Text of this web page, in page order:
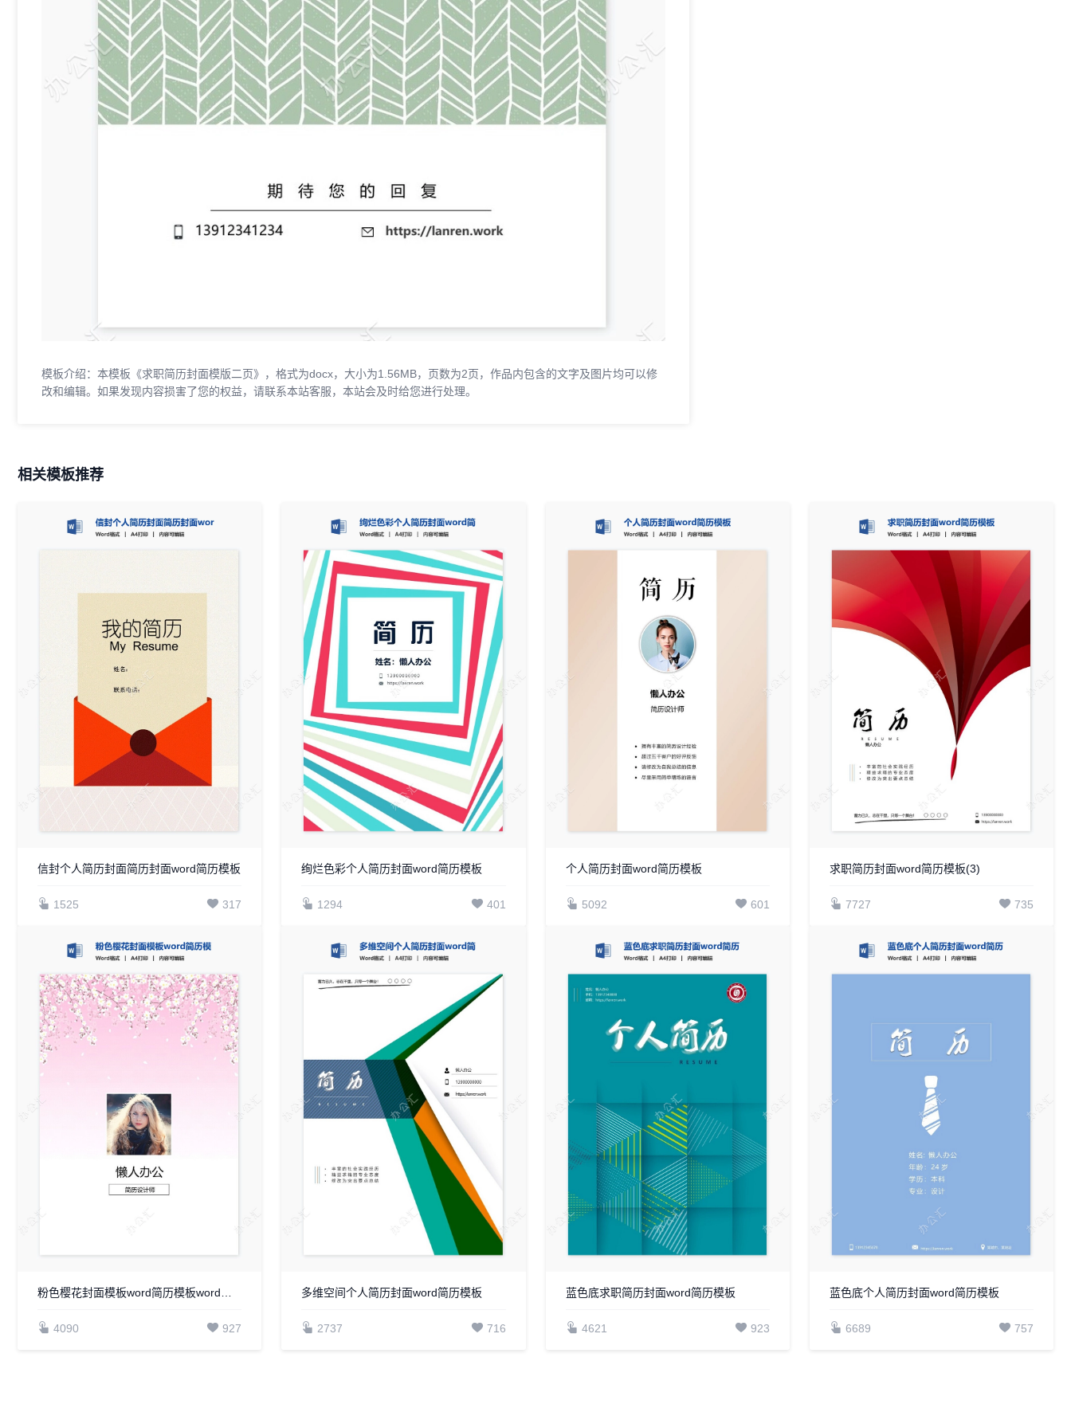
模板介绍：本模板《求职简历封面模版二页》，格式为docx，大小为1.56MB，页数为2页，作品内包含的文字及图片均可以修
改和编辑。如果发现内容损害了您的权益，请联系本站客服，本站会及时给您进行处理。
相关模板推荐
信封个人简历封面简历封面word简历模板
1525 317
绚烂色彩个人简历封面word简历模板
1294 401
个人简历封面word简历模板
5092 601
求职简历封面word简历模板(3)
7727 735
4090 927
多维空间个人简历封面word简历模板
2737 716
蓝色底求职简历封面word简历模板
4621 923
蓝色底个人简历封面word简历模板
6689 757